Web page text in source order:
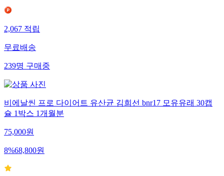
2,067 적립
무료배송
239명 구매중
비에날씬 프로 다이어트 유산균 김희선 bnr17 모유유래 30캡
슐 1박스 1개월분
75,000원
8%68,800원